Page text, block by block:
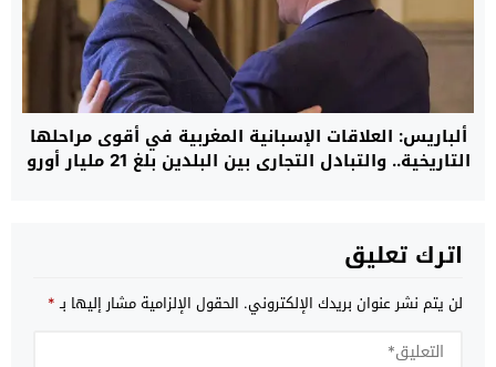
ألباريس: العلاقات الإسبانية المغربية في أقوى مراحلها
التاريخية.. والتبادل التجاري بين البلدين بلغ 21 مليار أورو
اترك تعليق
لن يتم نشر عنوان بريدك الإلكتروني. الحقول الإلزامية مشار إليها بـ*